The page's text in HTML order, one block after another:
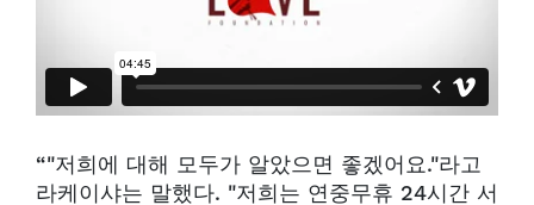
“"저희에 대해 모두가 알았으면 좋겠어요."라고
라케이샤는 말했다. "저희는 연중무휴 24시간 서